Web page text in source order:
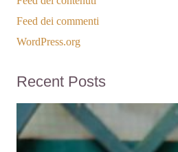
Feed dei commenti
WordPress.org
Recent Posts